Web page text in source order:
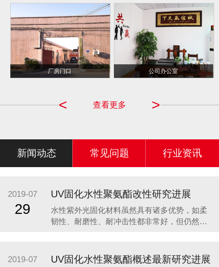
厂房门口 公司办公室
>
查看更多
<
千千合 CCTV ... 品牌商
新闻动态 常见问题 行业资讯
2019-07
29
UV固化水性聚氨酯改性研究进展
水性紫外光固化材料虽然具有诸多优势，如柔
韧性、耐磨性、耐冲击性都非常好，但仍然有
的优点;同时，水的高表面张力对低表面能基材
2019-07 UV固化水性聚氨酯概述最新研究进展